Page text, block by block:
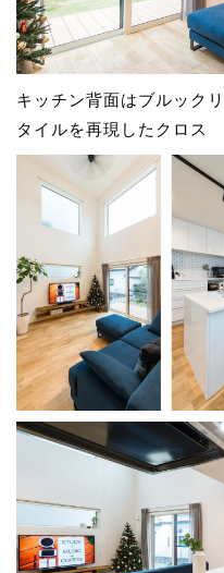
キッチン背面はブルック
タイルを再現したクロス